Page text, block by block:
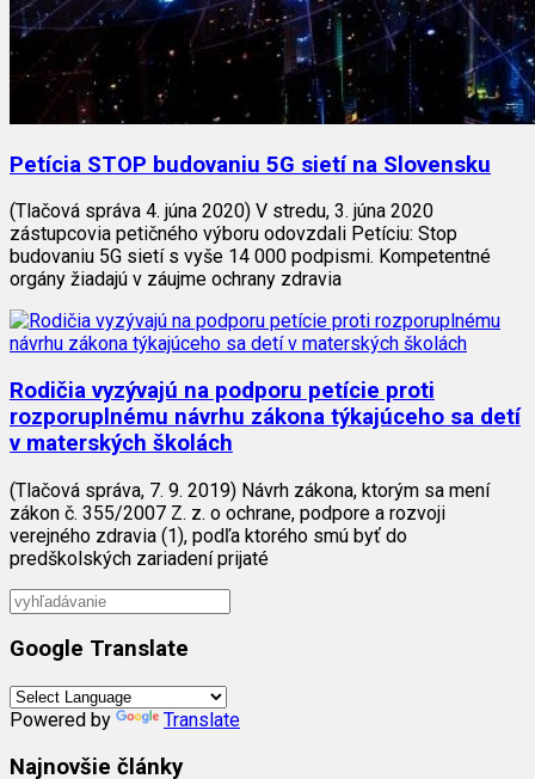
Petícia STOP budovaniu 5G sietí na Slovensku
(Tlačová správa 4. júna 2020) V stredu, 3. júna 2020
zástupcovia petičného výboru odovzdali Petíciu: Stop
budovaniu 5G sietí s vyše 14 000 podpismi. Kompetentné
orgány žiadajú v záujme ochrany zdravia
Rodičia vyzývajú na podporu petície proti
rozporuplnému návrhu zákona týkajúceho sa detí
v materských školách
(Tlačová správa, 7. 9. 2019) Návrh zákona, ktorým sa mení
zákon č. 355/2007 Z. z. o ochrane, podpore a rozvoji
verejného zdravia (1), podľa ktorého smú byť do
predškolských zariadení prijaté
Google Translate
Powered by Translate
Najnovšie články